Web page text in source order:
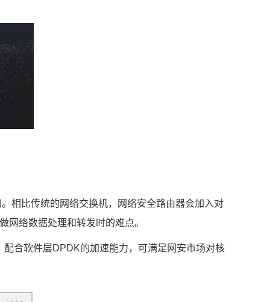
相比传统的网络交换机，网络安全路由器会加入对
网络数据处理和转发时的难点。
合软件层DPDK的加速能力，可满足网安市场对核